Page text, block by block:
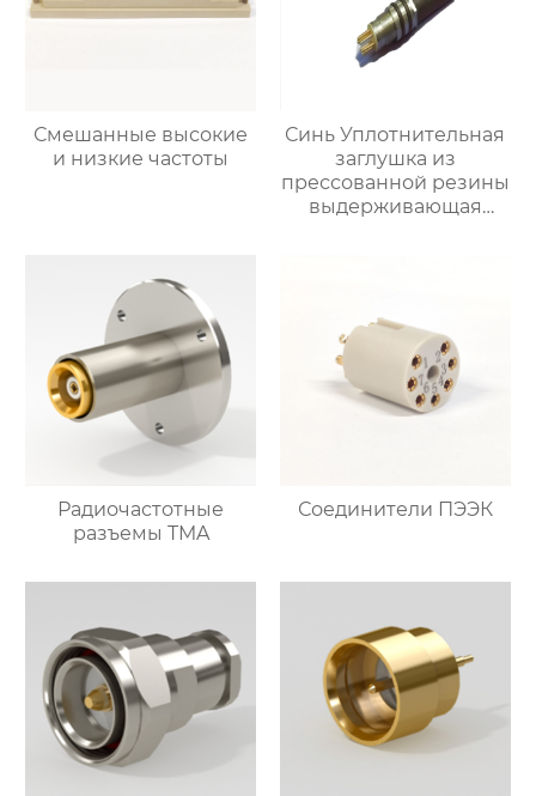
Смешанные высокие
и низкие частоты
Синь Уплотнительная
заглушка из
прессованной резины
выдерживающая
Радиочастотные
разъемы TMA
Соединители ПЭЭК